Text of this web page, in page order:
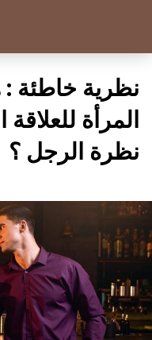
نظرية خاطئة
المرأة
نظرة الرجل ؟